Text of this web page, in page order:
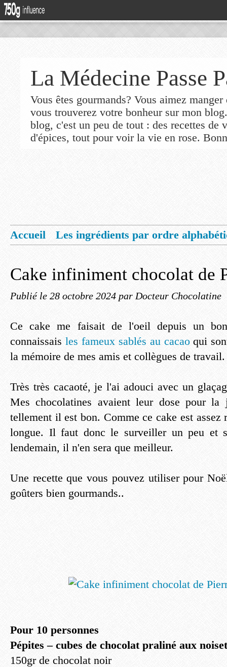
La Médecine Passe
Vous êtes gourmands? Vous aimez
vous trouverez votre bonheur sur mon
blog, c'est un peu de tout : des recettes de
d'épices, tout pour voir la vie en rose.
Accueil
Les ingrédients par ordre
Cake infiniment chocolat de
Publié le 28 octobre 2024 par Docteur Chocolatine
Ce cake me faisait de l'oeil depuis un
connaissais les fameux sablés au cacaoqui
la mémoire de mes amis et collègues de travail.
Très très cacaoté, je l'ai adouci avec un
Mes chocolatines avaient leur dose pour la
tellement il est bon. Comme ce cake est
longue. Il faut donc le surveiller un peu et
lendemain, il n'en sera que meilleur.
Une recette que vous pouvez utiliser pour
goûters bien gourmands..
Pour 10 personnes
Pépites – cubes de chocolat praliné aux
150gr de chocolat noir